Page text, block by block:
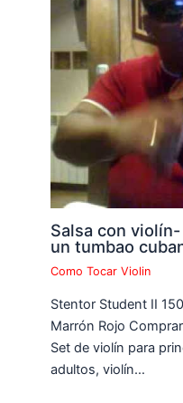
Salsa con
un tumbao
Como Tocar Violin
Stentor Student II
Marrón Rojo
Set de violín para
adultos, violín…